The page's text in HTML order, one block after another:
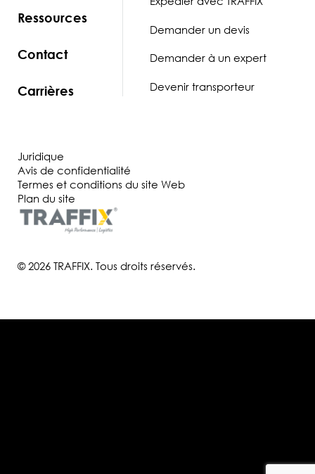
Ressources
Contact
Carrières
Demander un devis
Demander à un expert
Devenir transporteur
© 2026 TRAFFIX. Tous droits réservés.
Juridique
Avis de confidentialité
Termes et conditions du site Web
Plan du site